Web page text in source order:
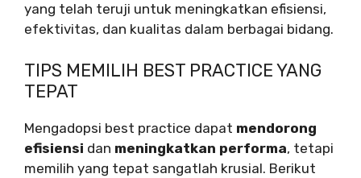
yang telah teruji untuk meningkatkan efisiensi,
efektivitas, dan kualitas dalam berbagai bidang.
TIPS MEMILIH BEST PRACTICE YANG
TEPAT
Mengadopsi best practice dapat mendorong
efisiensi dan meningkatkan performa, tetapi
memilih yang tepat sangatlah krusial. Berikut